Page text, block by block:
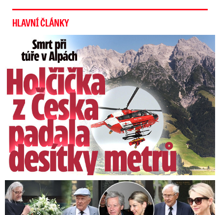
HLAVNÍ ČLÁNKY
Smrt Češky v Alpách: Zemřela při túře s rodiči
Speciální řečníci nad rakví Laurina: Rozbrečeli i dceru